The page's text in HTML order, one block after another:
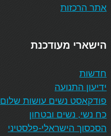
אתר הרכזות
הישארי מעודכנת
חדשות
ידיעון התנועה
פודקאסט נשים עושות שלום
כח נשי, נשים ובטחון
הסכסוך הישראלי-פלסטיני